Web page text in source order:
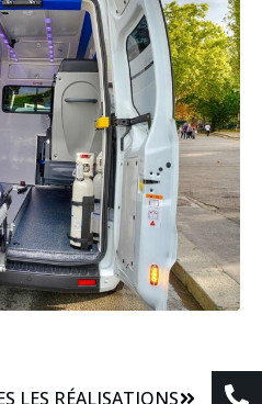
LES RÉALISATIONS